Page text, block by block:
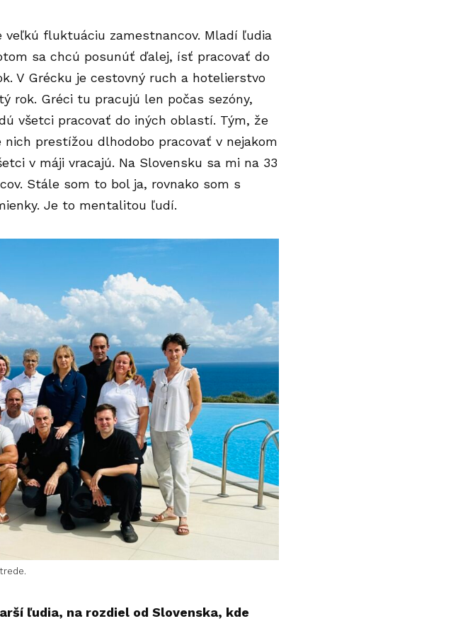
fluktuáciu zamestnancov. Mladí ľudia
sa chcú posunúť ďalej, ísť pracovať do
V Grécku je cestovný ruch a hotelierstvo
rok. Gréci tu pracujú len počas sezóny,
všetci pracovať do iných oblastí. Tým, že
prestížou dlhodobo pracovať v nejakom
v máji vracajú. Na Slovensku sa mi na 33
Stále som to bol ja, rovnako som s
Je to mentalitou ľudí.
ľudia, na rozdiel od Slovenska, kde